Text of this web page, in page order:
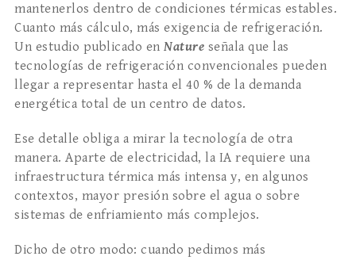
mantenerlos dentro de condiciones térmicas estables.
Cuanto más cálculo, más exigencia de refrigeración.
Un estudio publicado en Nature señala que las
tecnologías de refrigeración convencionales pueden
llegar a representar hasta el 40 % de la demanda
energética total de un centro de datos.
Ese detalle obliga a mirar la tecnología de otra
manera. Aparte de electricidad, la IA requiere una
infraestructura térmica más intensa y, en algunos
contextos, mayor presión sobre el agua o sobre
sistemas de enfriamiento más complejos.
Dicho de otro modo: cuando pedimos más